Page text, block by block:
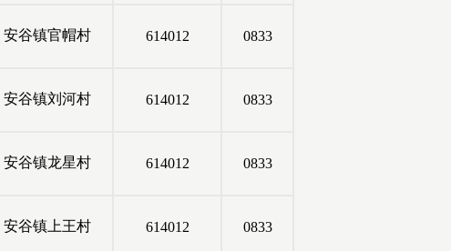
安谷镇官帽村 614012 0833
安谷镇刘河村 614012 0833
安谷镇龙星村 614012 0833
安谷镇上王村 614012 0833